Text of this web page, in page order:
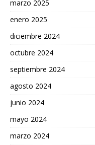
marzo 2025
enero 2025
diciembre 2024
octubre 2024
septiembre 2024
agosto 2024
junio 2024
mayo 2024
marzo 2024